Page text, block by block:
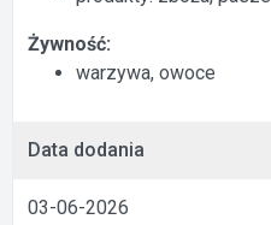
Żywność:
warzywa, owoce
Data dodania
03-06-2026